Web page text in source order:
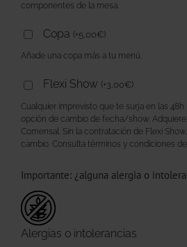
componentes de la mesa.
Copa (+5,00€)
Añade una copa más a tu menú.
Flexi Show (+3,00€)
Cualquier imprevisto que te surja en las 48h
opción de cambio de fecha/show.
Comensal. Sin la contratación de Flexi
cambio. Consulta términos y condiciones
Importante: ¿alguna alergia o
Alergias o intolerancias